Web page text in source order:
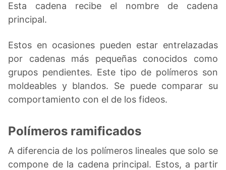
Esta cadena recibe el nombre de cadena
principal.
Estos en ocasiones pueden estar entrelazadas
por cadenas más pequeñas conocidos como
grupos pendientes. Este tipo de polímeros son
moldeables y blandos. Se puede comparar su
comportamiento con el de los fideos.
Polímeros ramificados
A diferencia de los polímeros lineales que solo se
compone de la cadena principal. Estos, a partir